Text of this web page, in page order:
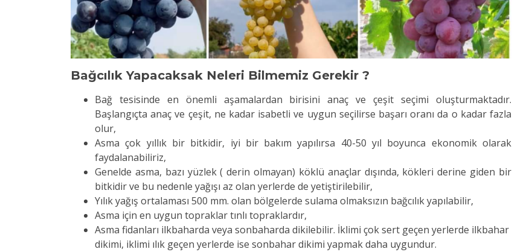
Bağcılık Yapacaksak Neleri Bilmemiz Gerekir ?
Bağ tesisinde en önemli aşamalardan birisini anaç ve çeşit seçimi oluşturmaktadır.
Başlangıçta anaç ve çeşit, ne kadar isabetli ve uygun seçilirse başarı oranı da o kadar fazla
olur,
Asma çok yıllık bir bitkidir, iyi bir bakım yapılırsa 40-50 yıl boyunca ekonomik olarak
faydalanabiliriz,
Genelde asma, bazı yüzlek ( derin olmayan) köklü anaçlar dışında, kökleri derine giden bir
bitkidir ve bu nedenle yağışı az olan yerlerde de yetiştirilebilir,
Yılık yağış ortalaması 500 mm. olan bölgelerde sulama olmaksızın bağcılık yapılabilir,
Asma için en uygun topraklar tınlı topraklardır,
Asma fidanları ilkbaharda veya sonbaharda dikilebilir. İklimi çok sert geçen yerlerde ilkbahar
dikimi, iklimi ılık geçen yerlerde ise sonbahar dikimi yapmak daha uygundur.